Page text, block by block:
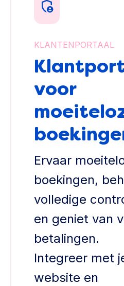
KLANTENPORTAAL
voor
Ervaar
boekingen,
volledige
en geniet van
betalingen.
Integreer met
website en